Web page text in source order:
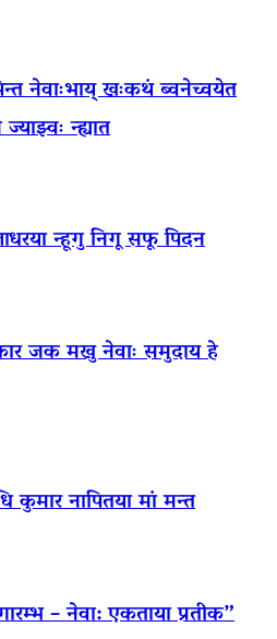
नेवाःभाय् खःकथं ब्वनेच्वयेत
न्ह्यात
न्हूगु निगू सफू पिदन
जक मखु नेवाः समुदाय हे
कुमार नापितया मां मन्त
– नेवा: एकताया प्रतीक”